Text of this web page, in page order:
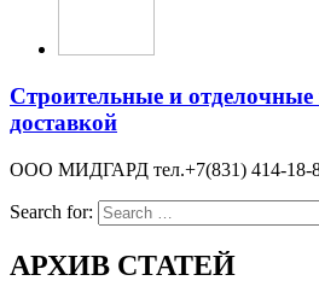
Строительные и
доставкой
ООО МИДГАРД тел.+7(831) 414-18-
Search for:
АРХИВ СТАТЕЙ